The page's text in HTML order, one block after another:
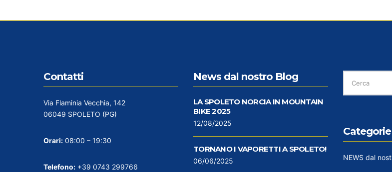
Contatti
Via Flaminia Vecchia, 142
06049 SPOLETO (PG)
Orari: 08:00 – 19:30
Telefono: +39 0743 299766
News dal nostro Blog
LA SPOLETO NORCIA IN MOUNTAIN
BIKE 2025
12/08/2025
TORNANO I VAPORETTI A SPOLETO!
06/06/2025
CERCA
PER:
Categorie
NEWS dal